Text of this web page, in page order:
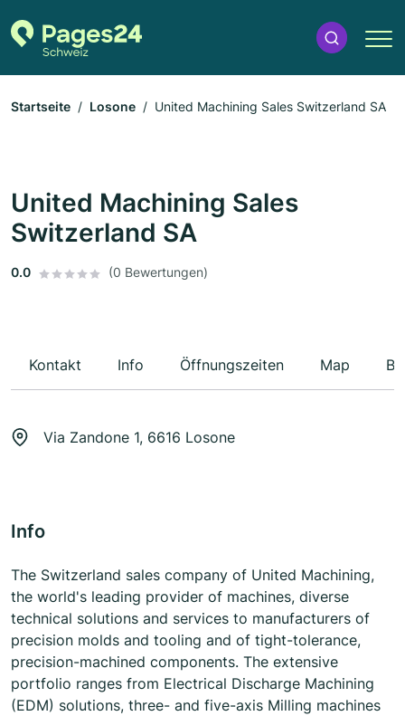
Startseite Losone United Machining Sales Switzerland SA
United Machining Sales
Switzerland SA
0.0 (0 Bewertungen)
Kontakt Info Öffnungszeiten Map
Via Zandone 1, 6616 Losone
Info
The Switzerland sales company of United Machining,
the world's leading provider of machines, diverse
technical solutions and services to manufacturers of
precision molds and tooling and of tight-tolerance,
precision-machined components. The extensive
portfolio ranges from Electrical Discharge Machining
(EDM) solutions, three- and five-axis Milling machines